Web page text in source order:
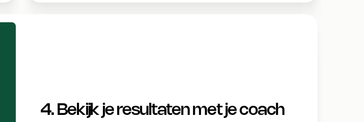
4. Bekijk je resultaten met je coach